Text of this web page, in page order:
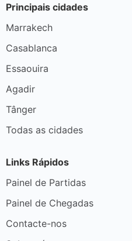
Principais cidades
Marrakech
Casablanca
Essaouira
Agadir
Tânger
Todas as cidades
Links Rápidos
Painel de Partidas
Painel de Chegadas
Contacte-nos